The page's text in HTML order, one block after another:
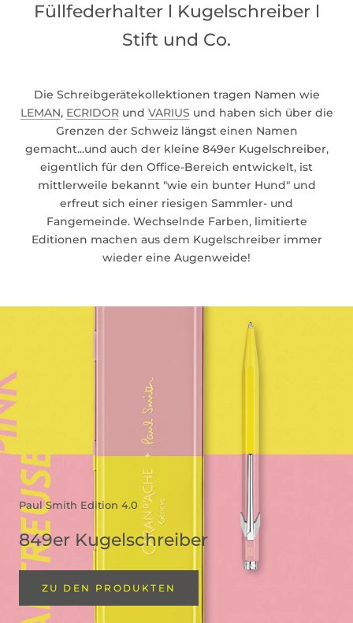
Füllfederhalter l Kugelschreiber l
Stift und Co.
Die Schreibgerätekollektionen tragen Namen wie
LEMAN, ECRIDORund VARIUS und haben sich über die
Grenzen der Schweiz längst einen Namen
gemacht...und auch der kleine 849er Kugelschreiber,
eigentlich für den Office-Bereich entwickelt, ist
mittlerweile bekannt "wie ein bunter Hund" und
erfreut sich einer riesigen Sammler- und
Fangemeinde. Wechselnde Farben, limitierte
Editionen machen aus dem Kugelschreiber immer
wieder eine Augenweide!
Paul Smith Edition 4.0
849er Kugelschreiber
ZU DEN PRODUKTEN